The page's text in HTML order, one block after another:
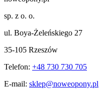
sp. z o. o.
ul. Boya-Żeleńskiego 27
35-105 Rzeszów
Telefon: +48 730 730 705
E-mail: sklep@noweopony.pl